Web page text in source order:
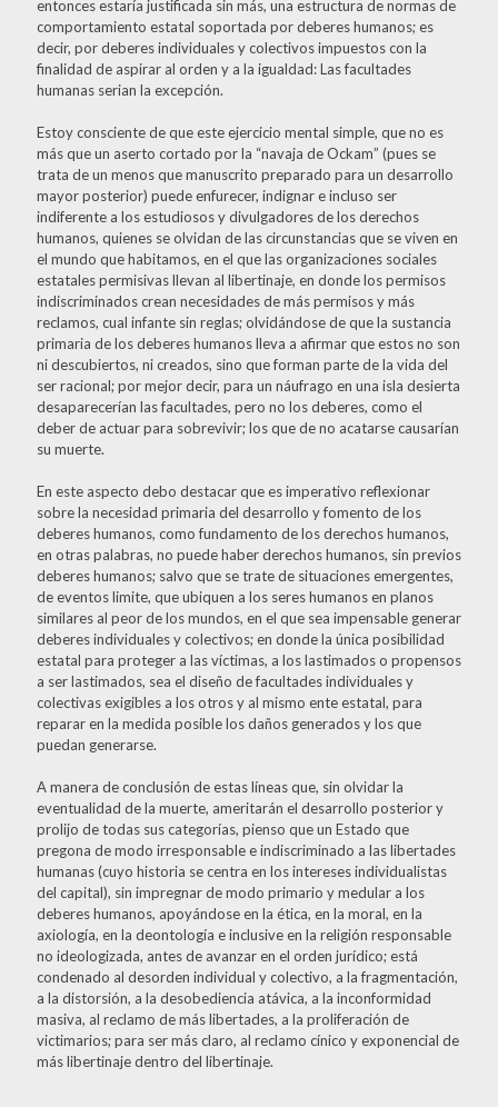
entonces estaría justificada sin más, una estructura de normas de
comportamiento estatal soportada por deberes humanos; es
decir, por deberes individuales y colectivos impuestos con la
finalidad de aspirar al orden y a la igualdad: Las facultades
humanas serian la excepción.
Estoy consciente de que este ejercicio mental simple, que no es
más que un aserto cortado por la “navaja de Ockam” (pues se
trata de un menos que manuscrito preparado para un desarrollo
mayor posterior) puede enfurecer, indignar e incluso ser
indiferente a los estudiosos y divulgadores de los derechos
humanos, quienes se olvidan de las circunstancias que se viven en
el mundo que habitamos, en el que las organizaciones sociales
estatales permisivas llevan al libertinaje, en donde los permisos
indiscriminados crean necesidades de más permisos y más
reclamos, cual infante sin reglas; olvidándose de que la sustancia
primaria de los deberes humanos lleva a afirmar que estos no son
ni descubiertos, ni creados, sino que forman parte de la vida del
ser racional; por mejor decir, para un náufrago en una isla desierta
desaparecerían las facultades, pero no los deberes, como el
deber de actuar para sobrevivir; los que de no acatarse causarían
su muerte.
En este aspecto debo destacar que es imperativo reflexionar
sobre la necesidad primaria del desarrollo y fomento de los
deberes humanos, como fundamento de los derechos humanos,
en otras palabras, no puede haber derechos humanos, sin previos
deberes humanos; salvo que se trate de situaciones emergentes,
de eventos limite, que ubiquen a los seres humanos en planos
similares al peor de los mundos, en el que sea impensable generar
deberes individuales y colectivos; en donde la única posibilidad
estatal para proteger a las víctimas, a los lastimados o propensos
a ser lastimados, sea el diseño de facultades individuales y
colectivas exigibles a los otros y al mismo ente estatal, para
reparar en la medida posible los daños generados y los que
puedan generarse.
A manera de conclusión de estas líneas que, sin olvidar la
eventualidad de la muerte, ameritarán el desarrollo posterior y
prolijo de todas sus categorías, pienso que un Estado que
pregona de modo irresponsable e indiscriminado a las libertades
humanas (cuyo historia se centra en los intereses individualistas
del capital), sin impregnar de modo primario y medular a los
deberes humanos, apoyándose en la ética, en la moral, en la
axiología, en la deontología e inclusive en la religión responsable
no ideologizada, antes de avanzar en el orden jurídico; está
condenado al desorden individual y colectivo, a la fragmentación,
a la distorsión, a la desobediencia atávica, a la inconformidad
masiva, al reclamo de más libertades, a la proliferación de
victimarios; para ser más claro, al reclamo cínico y exponencial de
más libertinaje dentro del libertinaje.